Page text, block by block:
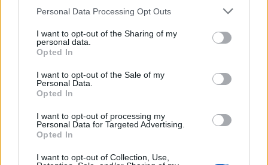
Please note that this website/app uses one or more Google
not limited to your visit or usage behaviour. You may click to
grant or deny consent to Google and its third-party tags to
use your data for below specified purposes in below Google
consent section.
Personal Data Processing Opt Outs
I want to opt-out of the Sharing of my
personal data.
Opted In
I want to opt-out of the Sale of my
Personal Data.
Opted In
I want to opt-out of processing my
Personal Data for Targeted Advertising.
Opted In
I want to opt-out of Collection, Use,